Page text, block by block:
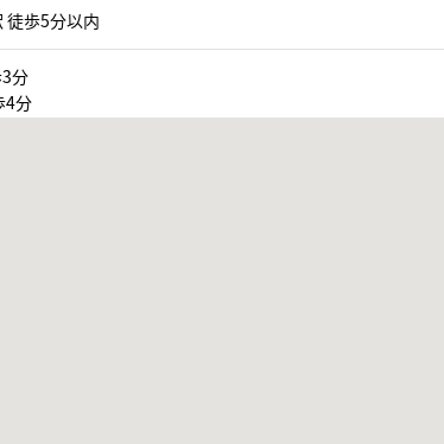
徒歩5分以内
分
分